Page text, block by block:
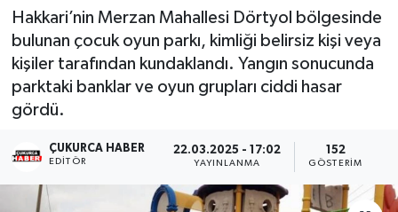
Hakkari’nin Merzan Mahallesi Dörtyol bölgesinde
bulunan çocuk oyun parkı, kimliği belirsiz kişi veya
kişiler tarafından kundaklandı. Yangın sonucunda
parktaki banklar ve oyun grupları ciddi hasar
gördü.
ÇUKURCA HABER
EDITÖR
22.03.2025 - 17:02
YAYINLANMA
152
GÖSTERIM
Gündem
Hakkari
Siyaset
Son Dakika
Haber Arşivi